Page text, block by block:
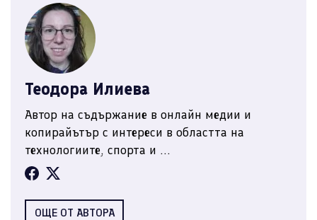
Теодора Илиева
Автор на съдържание в онлайн медии и
копирайътър с интереси в областта на
технологиите, спорта и ...
ОЩЕ ОТ АВТОРА